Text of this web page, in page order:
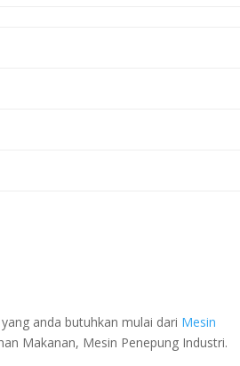
anda butuhkan mulai dari Mesin
Makanan, Mesin Penepung Industri.